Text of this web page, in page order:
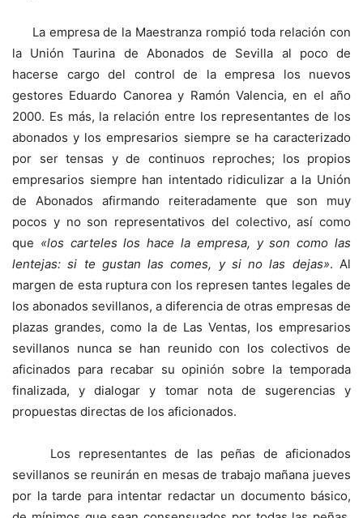
La empresa de la Maestranza rompió toda relación con
la Unión Taurina de Abonados de Sevilla al poco de
hacerse cargo del control de la empresa los nuevos
gestores Eduardo Canorea y Ramón Valencia, en el año
2000. Es más, la relación entre los representantes de los
abonados y los empresarios siempre se ha caracterizado
por ser tensas y de continuos reproches; los propios
empresarios siempre han intentado ridiculizar a la Unión
de Abonados afirmando reiteradamente que son muy
pocos y no son representativos del colectivo, así como
que «los carteles los hace la empresa, y son como las
lentejas: si te gustan las comes, y si no las dejas». Al
margen de esta ruptura con los represen tantes legales de
los abonados sevillanos, a diferencia de otras empresas de
plazas grandes, como la de Las Ventas, los empresarios
sevillanos nunca se han reunido con los colectivos de
aficinados para recabar su opinión sobre la temporada
finalizada, y dialogar y tomar nota de sugerencias y
propuestas directas de los aficionados.
Los representantes de las peñas de aficionados
sevillanos se reunirán en mesas de trabajo mañana jueves
por la tarde para intentar redactar un documento básico,